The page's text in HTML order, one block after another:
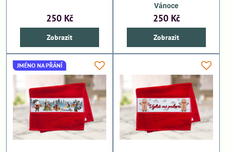
250 Kč
Zobrazit
Vánoce
250 Kč
Zobrazit
JMÉNO NA PŘÁNÍ